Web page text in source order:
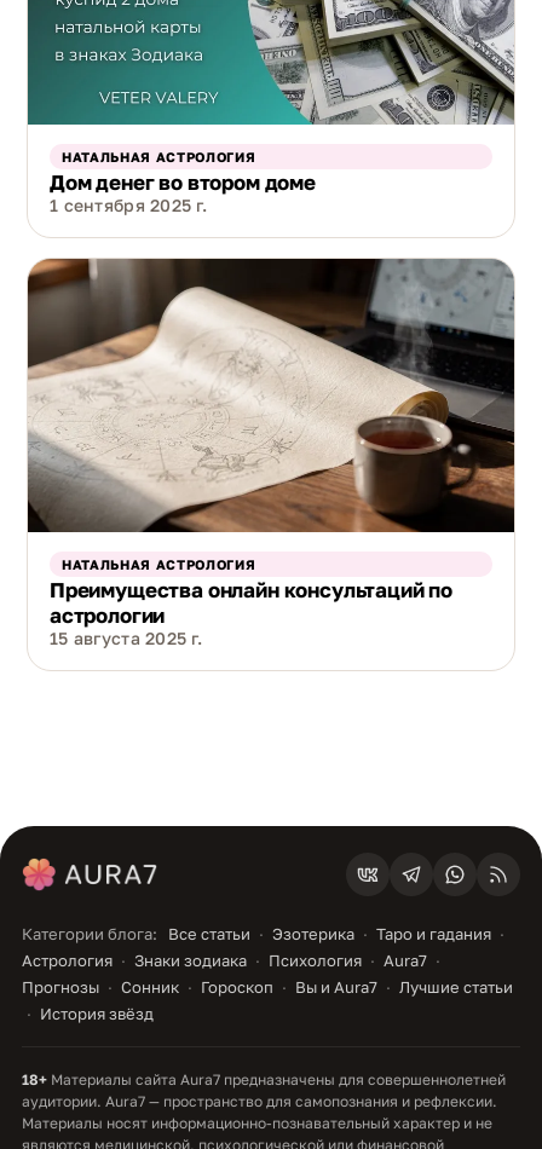
НАТАЛЬНАЯ АСТРОЛОГИЯ
Дом денег во втором доме
1 сентября 2025 г.
НАТАЛЬНАЯ АСТРОЛОГИЯ
Преимущества онлайн консультаций по
астрологии
15 августа 2025 г.
Категории блога: Все статьи Эзотерика
Таро и гадания
Астрология
Знаки зодиака Психология
Aura7
Прогнозы
Сонник Гороскоп Вы и Aura7
Лучшие статьи
История звёзд
18+ Материалы сайта Aura7 предназначены для совершеннолетней
аудитории. Aura7 — пространство для самопознания и рефлексии.
Материалы носят информационно-познавательный характер и не
являются медицинской, психологической или финансовой